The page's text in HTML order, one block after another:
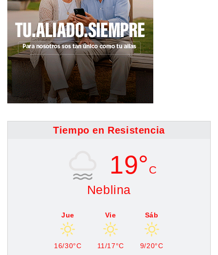
Tiempo en Resistencia
19° C
Neblina
Jue
16/30°C
Vie
11/17°C
Sáb
9/20°C